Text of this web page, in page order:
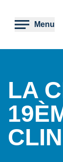
contenu
principal
Menu
LA